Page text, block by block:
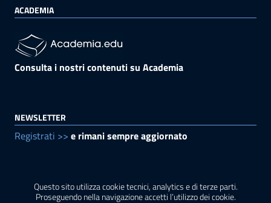
Questo sito utilizza cookie tecnici, analytics e di terze parti.
Proseguendo nella navigazione accetti l’utilizzo dei cookie.
ACADEMIA
Consulta i nostri contenuti su Academia
NEWSLETTER
Registrati >> e rimani sempre aggiornato
Sezione Link Utili
Privacy | Cookie policy | Note legali | Contatti |